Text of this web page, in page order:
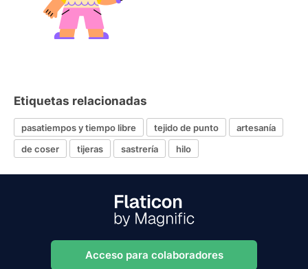
Etiquetas relacionadas
pasatiempos y tiempo libre tejido de punto
artesanía
de coser
tijeras sastrería hilo
Acceso para colaboradores